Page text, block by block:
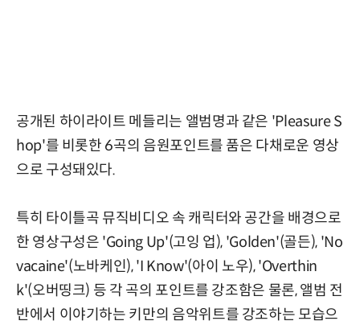
공개된 하이라이트 메들리는 앨범명과 같은 'Pleasure S
hop'를 비롯한 6곡의 음원포인트를 품은 다채로운 영상
으로 구성돼있다.
특히 타이틀곡 뮤직비디오 속 캐릭터와 공간을 배경으로
한 영상구성은 'Going Up'(고잉 업), 'Golden'(골든), 'No
vacaine'(노바케인), 'I Know'(아이 노우), 'Overthin
k'(오버띵크) 등 각 곡의 포인트를 강조함은 물론, 앨범 전
반에서 이야기하는 키만의 음악위트를 강조하는 모습으